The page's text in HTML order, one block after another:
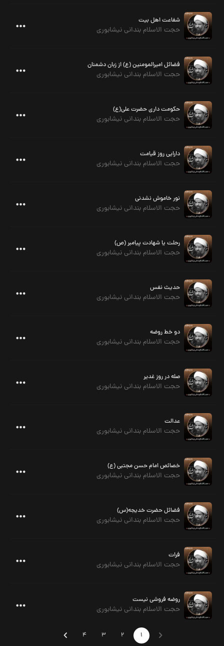
شفاعت اهل بیت
حجت الاسلام بندانی نیشابوری
فضائل امیرالمومنین (ع) از زبان دشمنان
حجت الاسلام بندانی نیشابوری
حکومت داری حضرت علی(ع)
حجت الاسلام بندانی نیشابوری
دارایی روز قیامت
حجت الاسلام بندانی نیشابوری
نور خاموش نشدنی
حجت الاسلام بندانی نیشابوری
رحلت یا شهادت پیامبر (ص)
حجت الاسلام بندانی نیشابوری
حدیث نفس
حجت الاسلام بندانی نیشابوری
دو خط روضه
حجت الاسلام بندانی نیشابوری
صله در روز غدیر
حجت الاسلام بندانی نیشابوری
عدالت
حجت الاسلام بندانی نیشابوری
خصائص امام حسن مجتبی (ع)
حجت الاسلام بندانی نیشابوری
فضائل حضرت خدیجه(س)
حجت الاسلام بندانی نیشابوری
فرات
حجت الاسلام بندانی نیشابوری
روضه فروشی نیست
حجت الاسلام بندانی نیشابوری
1
2
3
4